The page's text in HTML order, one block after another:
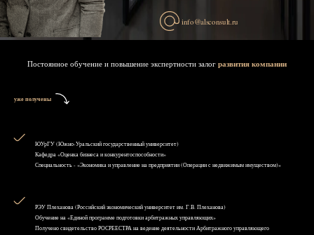
info@alsconsult.ru
Постоянное обучение и повышение экспертности залог развития компании
уже получены
ЮУрГУ (Южно-Уральский государственный университет)
Кафедра «Оценка бизнеса и конкурентоспособности»
Специальность - «Экономика и управление на предприятии (Операции с недвижимым имуществом)»
РЭУ Плеханова (Российский экономический университет им. Г.В. Плеханова)
Обучение на «Единой программе подготовки арбитражных управляющих»
Получено свидетельство РОСРЕЕСТРА на ведение деятельности Арбитражного управляющего